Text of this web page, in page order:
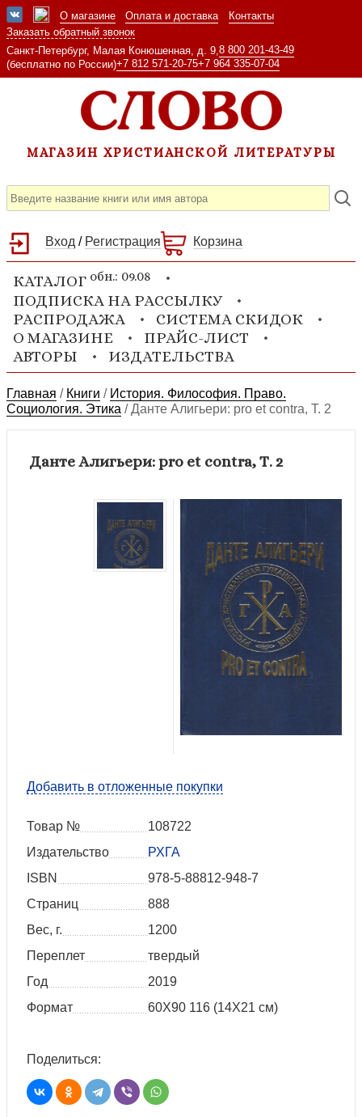
О магазине Оплата и доставка
Контакты
Заказать обратный звонок
Санкт-Петербург, Малая Конюшенная, д. 9, 8 800 201-43-49
(бесплатно по России)+7 812 571-20-75+7 964 335-07-04
МАГАЗИН ХРИСТИАНСКОЙ ЛИТЕРАТУРЫ
Вход / Регистрация Корзина
КАТАЛОГ обн.: 09.08
ПОДПИСКА НА РАССЫЛКУ
РАСПРОДАЖА
СИСТЕМА СКИДОК
О МАГАЗИНЕ
ПРАЙС-ЛИСТ
АВТОРЫ
ИЗДАТЕЛЬСТВА
Главная / Книги / История. Философия. Право.
Социология. Этика /Данте Алигьери: pro et contra, Т. 2
Данте Алигьери: pro et contra, Т. 2
Добавить в отложенные покупки
Товар №
108722
Издательство
РХГА
ISBN
978-5-88812-948-7
Страниц
888
Вес, г.
1200
Переплет
твердый
Год
2019
Формат
60X90 116 (14Х21 см)
Поделиться: